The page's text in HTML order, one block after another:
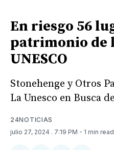
En riesgo 56
patrimonio de
UNESCO
Stonehenge y Otros
La Unesco en Busca
24NOTICIAS
julio 27, 2024 . 7:19 PM - 1 min read